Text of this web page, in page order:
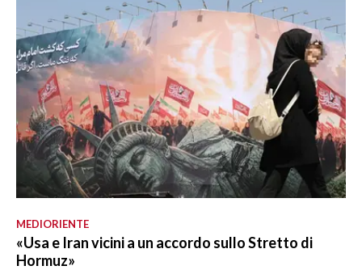
MEDIORIENTE
«Usa e Iran vicini a un accordo sullo Stretto di
Hormuz»